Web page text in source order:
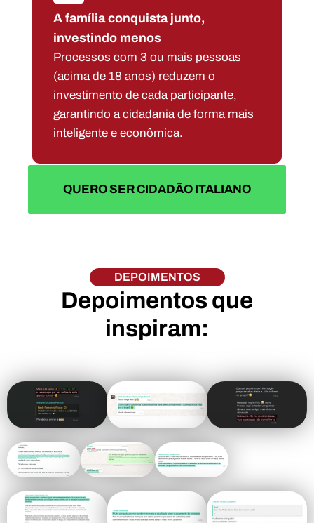
A família conquista junto,
investindo menos
Processos com 3 ou mais pessoas
(acima de 18 anos) reduzem o
investimento de cada participante,
garantindo a cidadania de forma mais
inteligente e econômica.
QUERO SER CIDADÃO ITALIANO
DEPOIMENTOS
Depoimentos que
inspiram: